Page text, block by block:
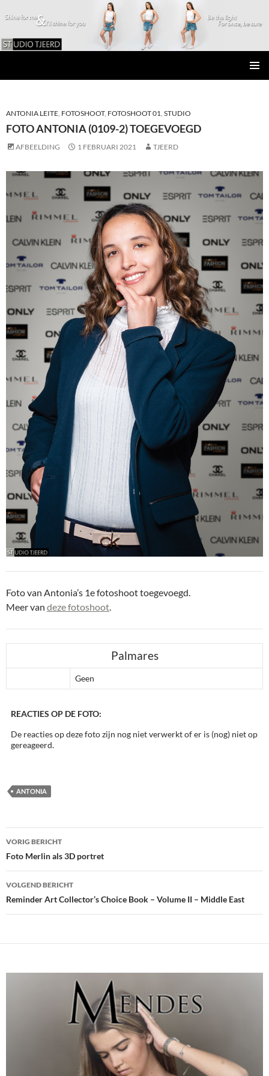
INHOUD
ANTONIA LEITE, FOTOSHOOT, FOTOSHOOT 01, STUDIO
FOTO ANTONIA (0109-2) TOEGEVOEGD
AFBEELDING 1 FEBRUARI 2021 TJEERD
Foto van Antonia’s 1e fotoshoot toegevoegd.
Meer van deze fotoshoot.
Palmares
Geen
REACTIES OP DE FOTO:
De reacties op deze foto zijn nog niet verwerkt of er is (nog) niet op
gereageerd.
ANTONIA
Bericht
navigatie
VORIG BERICHT
Foto Merlin als 3D portret
VOLGEND BERICHT
Reminder Art Collector’s Choice Book – Volume II – Middle East